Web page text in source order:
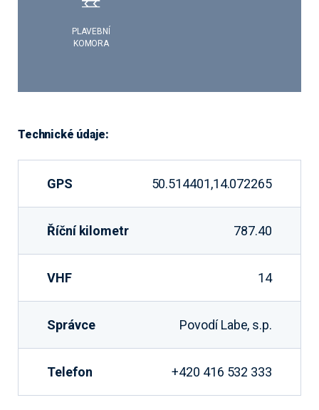
PLAVEBNÍ
KOMORA
Technické údaje:
GPS 50.514401,14.072265
Říční kilometr 787.40
VHF 14
Správce Povodí Labe, s.p.
Telefon +420 416 532 333